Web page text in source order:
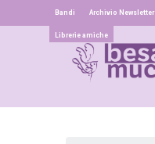
Bandi Archivio Newsletter
Librerie amiche